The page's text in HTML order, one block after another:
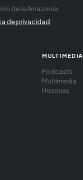
de la Amazonía
de privacidad
MULTIMEDIA
Podcasts
Multimedia
Historias